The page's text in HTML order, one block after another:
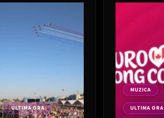
ULTIMA ORA
MUZICA
ULTIMA ORA